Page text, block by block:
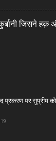
जिसने हक़
प्रकरण पर सुप्रीम